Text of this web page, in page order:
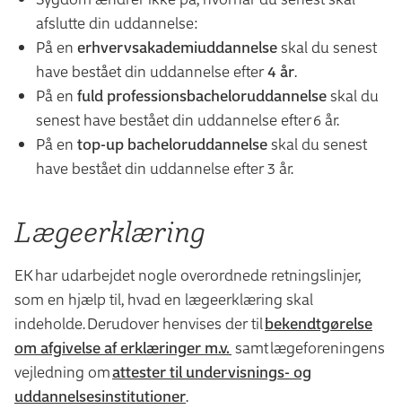
Energiteknolog
Entreprenørskab og design
IT-arkitektur
IT-sikkerhed
IT-teknolog
Kort- og landmålingstekniker
Multimediedesigner- Nørrebro
Operationelcybersikkerhed
Produktionsteknolog
Produktudvikling og teknisk integration
Softwareudvikling-Nørrebro
Smykker, teknologi og business
VVS-Installatør
Webudvikling
Økonomi & IT
International hospitality management
Laborant
Logistikøkonom
Markedsføringsøkonom
Miljøteknolog
Multimediedesigner-Lyngby
Value chain management (Procesøkonomi og
Service og oplevelsesøkonom
Softwareudvikling -Lyngby
Sportsmanagement
afslutte din uddannelse:
På en erhvervsakademiuddannelseskal du senest
have bestået din uddannelse efter4 år.
På en fuld professionsbacheloruddannelseskal du
senest have bestået din uddannelse efter6 år.
På en top-up bacheloruddannelseskal du senest
have bestået din uddannelse efter3 år.
Lægeerklæring
EK har udarbejdet nogle overordnede retningslinjer,
som en hjælp til, hvad en lægeerklæring skal
indeholde. Derudover henvises der tilbekendtgørelse
om afgivelse af erklæringer m.v. samt lægeforeningens
vejledning omattester til undervisnings- og
uddannelsesinstitutioner.